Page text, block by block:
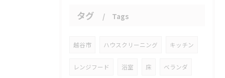
タグ Tags
越谷市 ハウスクリーニング キッチン
レンジフード 浴室 床 ベランダ